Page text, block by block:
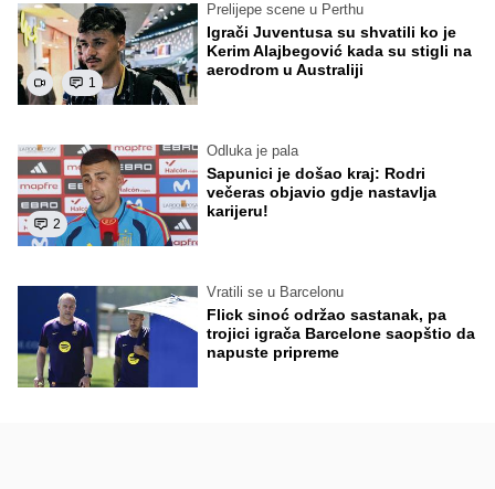
1
Prelijepe scene u Perthu
Igrači Juventusa su shvatili ko je
Kerim Alajbegović kada su stigli na
aerodrom u Australiji
2
Odluka je pala
Sapunici je došao kraj: Rodri
večeras objavio gdje nastavlja
karijeru!
Vratili se u Barcelonu
Flick sinoć održao sastanak, pa
trojici igrača Barcelone saopštio da
napuste pripreme